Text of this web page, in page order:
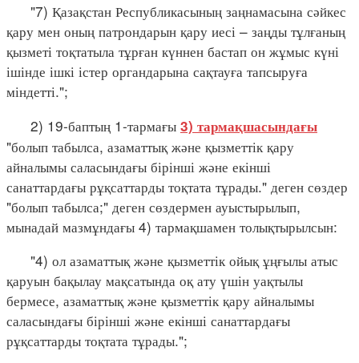
"7) Қазақстан Республикасының заңнамасына сәйкес
қару мен оның патрондарын қару иесі – заңды тұлғаның
қызметі тоқтатыла тұрған күннен бастап он жұмыс күні
ішінде ішкі істер органдарына сақтауға тапсыруға
міндетті.";
2) 19-баптың 1-тармағы 3) тармақшасындағы
"болып табылса, азаматтық және қызметтік қару
айналымы саласындағы бірінші және екінші
санаттардағы рұқсаттарды тоқтата тұрады." деген сөздер
"болып табылса;" деген сөздермен ауыстырылып,
мынадай мазмұндағы 4) тармақшамен толықтырылсын:
"4) ол азаматтық және қызметтік ойық ұңғылы атыс
қаруын бақылау мақсатында оқ ату үшін уақтылы
бермесе, азаматтық және қызметтік қару айналымы
саласындағы бірінші және екінші санаттардағы
рұқсаттарды тоқтата тұрады.";